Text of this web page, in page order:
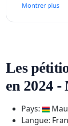
Montrer plus
Les
en 2024
Pays:
Langue: